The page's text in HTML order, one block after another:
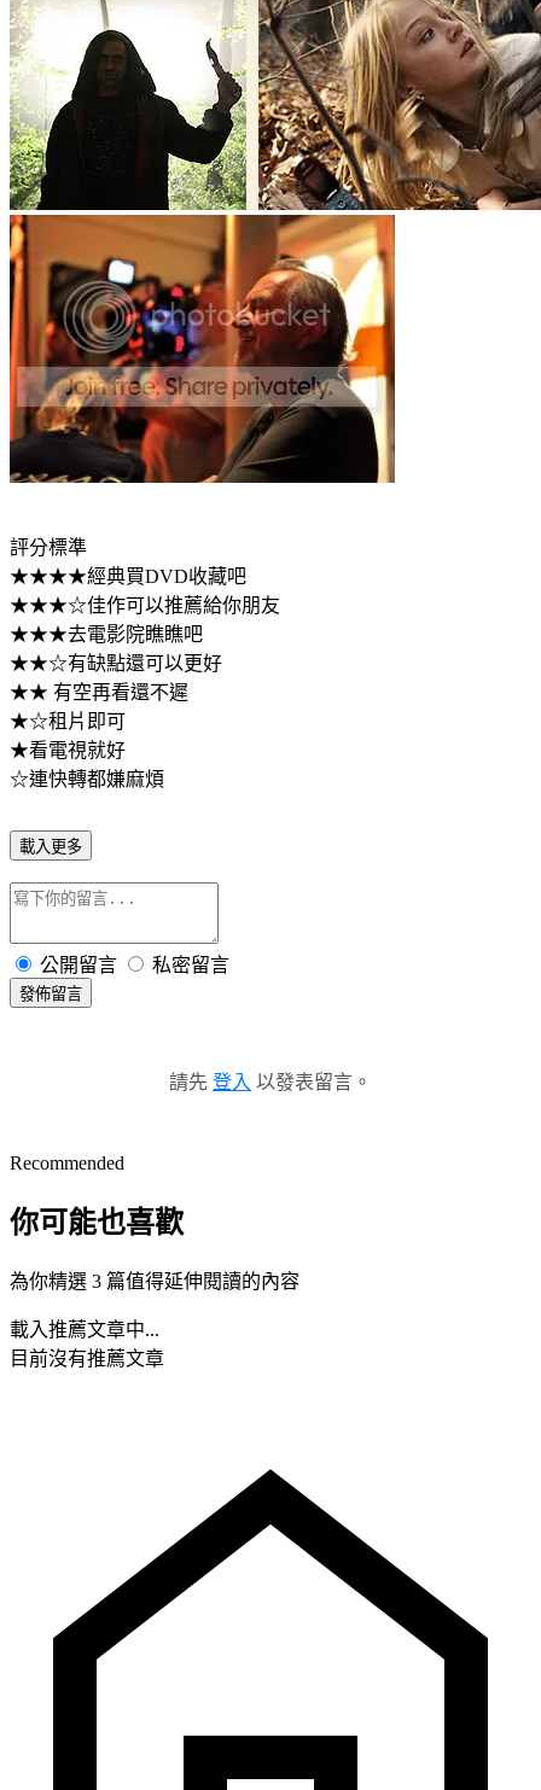
評分標準
★★★★經典買DVD收藏吧
★★★☆佳作可以推薦給你朋友
★★★去電影院瞧瞧吧
★★☆有缺點還可以更好
★★ 有空再看還不遲
★☆租片即可
★看電視就好
☆連快轉都嫌麻煩
載入更多
公開留言 私密留言
發佈留言
請先 登入 以發表留言。
Recommended
你可能也喜歡
為你精選 3 篇值得延伸閱讀的內容
載入推薦文章中...
目前沒有推薦文章